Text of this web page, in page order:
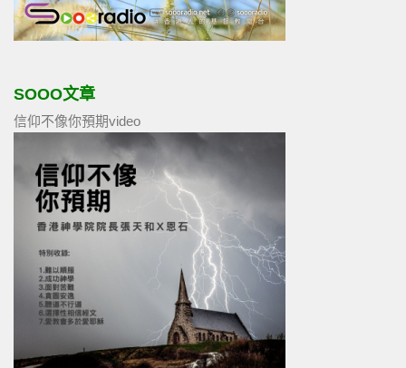
SOOO文章
信仰不像你預期video